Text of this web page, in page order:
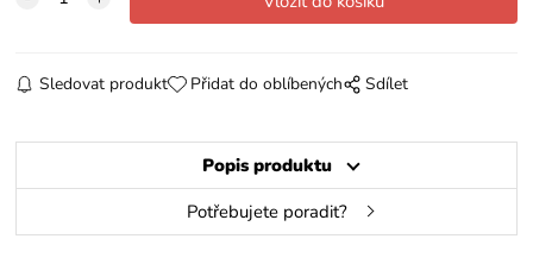
Sledovat produkt Přidat do oblíbených Sdílet
Popis produktu
Potřebujete poradit?